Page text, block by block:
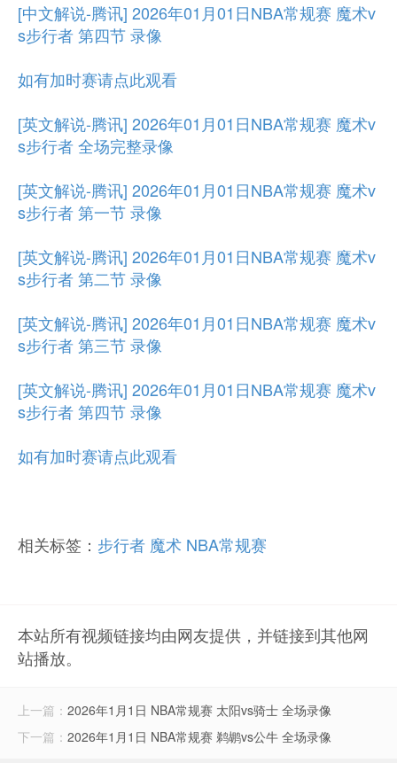
[中文解说-腾讯] 2026年01月01日NBA常规赛 魔术v
s步行者 第四节 录像
如有加时赛请点此观看
[英文解说-腾讯] 2026年01月01日NBA常规赛 魔术v
s步行者 全场完整录像
[英文解说-腾讯] 2026年01月01日NBA常规赛 魔术v
s步行者 第一节 录像
[英文解说-腾讯] 2026年01月01日NBA常规赛 魔术v
s步行者 第二节 录像
[英文解说-腾讯] 2026年01月01日NBA常规赛 魔术v
s步行者 第三节 录像
[英文解说-腾讯] 2026年01月01日NBA常规赛 魔术v
s步行者 第四节 录像
如有加时赛请点此观看
相关标签： 步行者 魔术 NBA常规赛
本站所有视频链接均由网友提供，并链接到其他网
站播放。
上一篇： 2026年1月1日 NBA常规赛 太阳vs骑士 全场录像
下一篇： 2026年1月1日 NBA常规赛 鹈鹕vs公牛 全场录像